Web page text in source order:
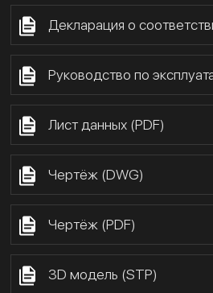
Декларация о
Руководство по
Лист данных (PDF)
Чертёж (DWG)
Чертёж (PDF)
3D модель (STP)